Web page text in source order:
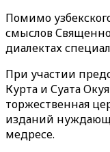
Помимо
смыслов
диалектах
При участии
Курта и Суата
торжественная
изданий
медресе.